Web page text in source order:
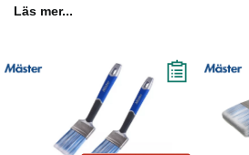
Läs mer...